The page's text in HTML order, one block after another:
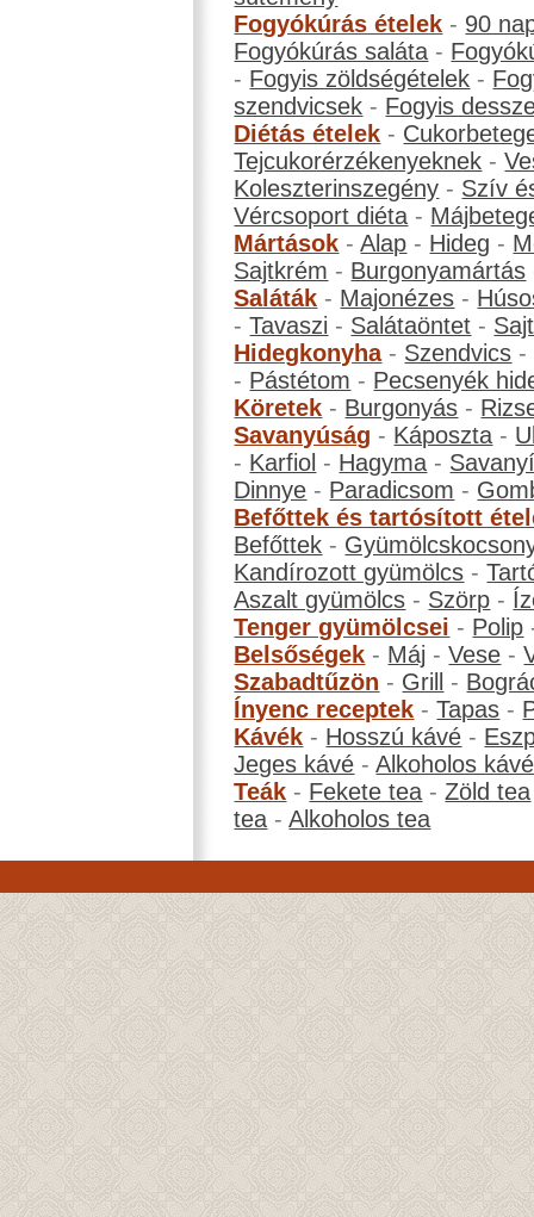
Fogyókúrás ételek - 90
Fogyókúrás saláta -
- Fogyis zöldségételek -
szendvicsek - Fogyis
Diétás ételek -
Tejcukorérzékenyeknek -
Koleszterinszegény - Szív
Vércsoport diéta -
Mártások -Alap - Hideg -
Sajtkrém - Burgonyamártás
Saláták - Majonézes -
-Tavaszi - Salátaöntet -
Hidegkonyha- Szendvics -
- Pástétom - Pecsenyék
Köretek - Burgonyás -
Savanyúság - Káposzta -
- Karfiol - Hagyma -
Dinnye - Paradicsom -
Befőttek és tartósított
Befőttek -
Kandírozott gyümölcs -
Aszalt gyümölcs - Szörp -
Tenger gyümölcsei - Polip
Belsőségek - Máj -Vese -
Szabadtűzön - Grill -
Ínyenc receptek -Tapas -
Kávék - Hosszú kávé -
Jeges kávé -Alkoholos kávé
Teák - Fekete tea -Zöld tea
tea -Alkoholos tea